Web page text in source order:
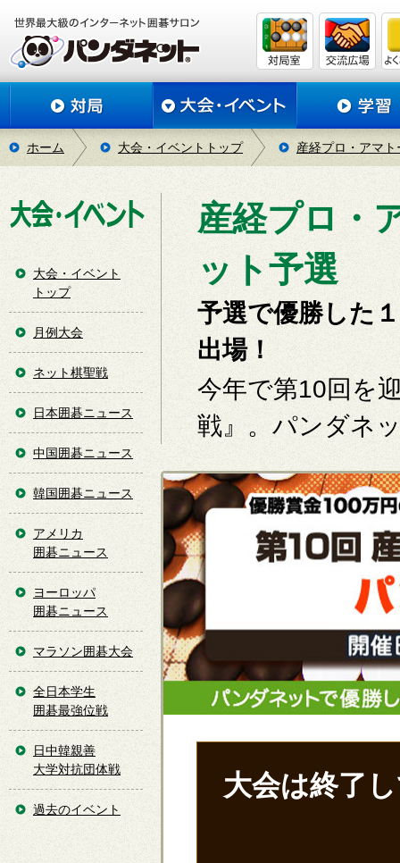
ホーム 大会・イベントトップ 産経プロ・アマ
産経プロ・
ット予選
予選で優勝した
出場！
今年で第10回を
戦』。パンダネ
大会は終了
大会・イベント
トップ
月例大会
ネット棋聖戦
日本囲碁ニュース
中国囲碁ニュース
韓国囲碁ニュース
アメリカ
囲碁ニュース
ヨーロッパ
囲碁ニュース
マラソン囲碁大会
全日本学生
囲碁最強位戦
日中韓親善
大学対抗団体戦
過去のイベント